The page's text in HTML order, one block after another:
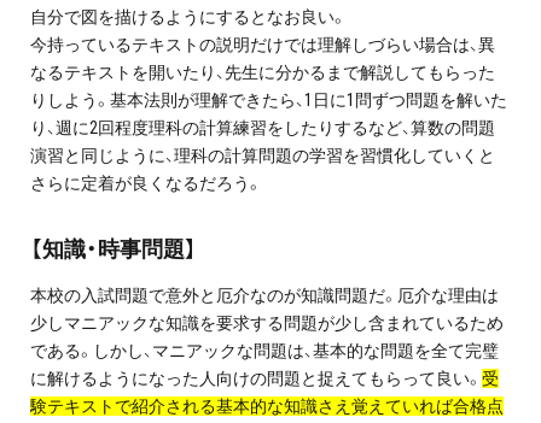
プロ教師が届ける
公式LINE＠
0120-11-3967
受付:9:30～21:30(定休:日曜・祝日)
お問い合わせ・資料請求
無料体験授業とは
自分で図を描けるようにするとなお良い。
今持っているテキストの説明だけでは理解しづらい場合は、異
なるテキストを開いたり、先生に分かるまで解説してもらった
りしよう。基本法則が理解できたら、1日に1問ずつ問題を解いた
り、週に2回程度理科の計算練習をしたりするなど、算数の問題
演習と同じように、理科の計算問題の学習を習慣化していくと
さらに定着が良くなるだろう。
【知識・時事問題】
本校の入試問題で意外と厄介なのが知識問題だ。厄介な理由は
少しマニアックな知識を要求する問題が少し含まれているため
である。しかし、マニアックな問題は、基本的な問題を全て完璧
に解けるようになった人向けの問題と捉えてもらって良い。 受
験テキストで紹介される基本的な知識さえ覚えていれば合格点